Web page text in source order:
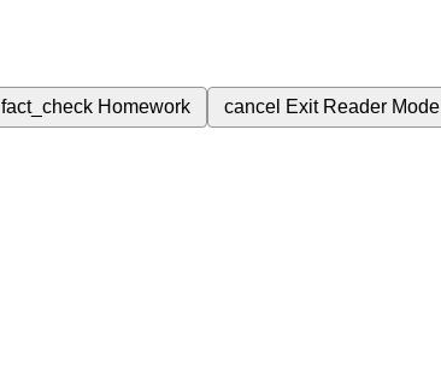
fact_check Homework cancel Exit Reader Mode